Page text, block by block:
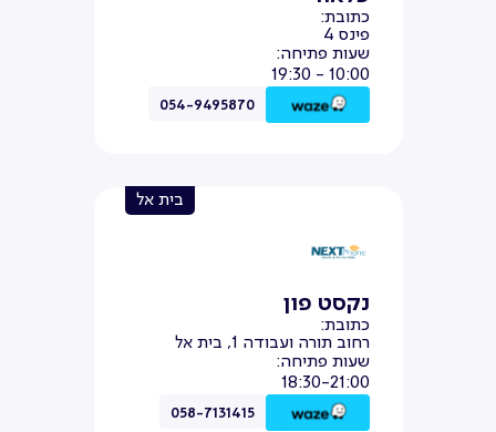
כתובת:
פינס 4
שעות פתיחה:
10:00 - 19:30
054-9495870
נקסט פון
כתובת:
רחוב תורה ועבודה 1, בית אל
שעות פתיחה:
18:30-21:00
058-7131415
בית אל